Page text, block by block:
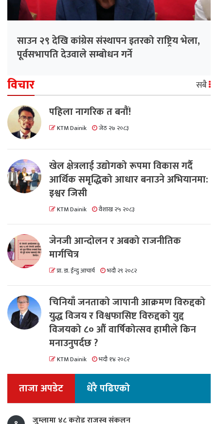
साउन २९ देखि कांग्रेस संस्थापन इतरको राष्ट्रिय भेला,
पूर्वसभापति देउवाले सम्बोधन गर्ने
विचार सबै
पहिला नागरिक त बनाैं!
KTM Dainik जेठ २७ २०८३
खेल क्षेत्रलाई उद्योगको रूपमा विकास गर्दै
आर्थिक समृद्धिको आधार बनाउने अभियानमा:
इश्वर जिसी
KTM Dainik वैशाख २५ २०८३
जेनजी आन्दोलन र अबको राजनीतिक
मार्गचित्र
प्रा. डा. ईन्दु आचार्य भदौ २९ २०८२
चिनियाँ जनताको जापानी आक्रमण विरुद्दको
युद्ध विजय र विश्वफासिष्ट विरुद्दको युद्द
विजयको ८० औं वार्षिकोत्सव हामीले किन
मनाउनुपर्दछ ?
KTM Dainik भदौ १४ २०८२
ताजा अपडेट धेरै पढिएको
जुम्लामा ४८ करोड राजस्व संकलन